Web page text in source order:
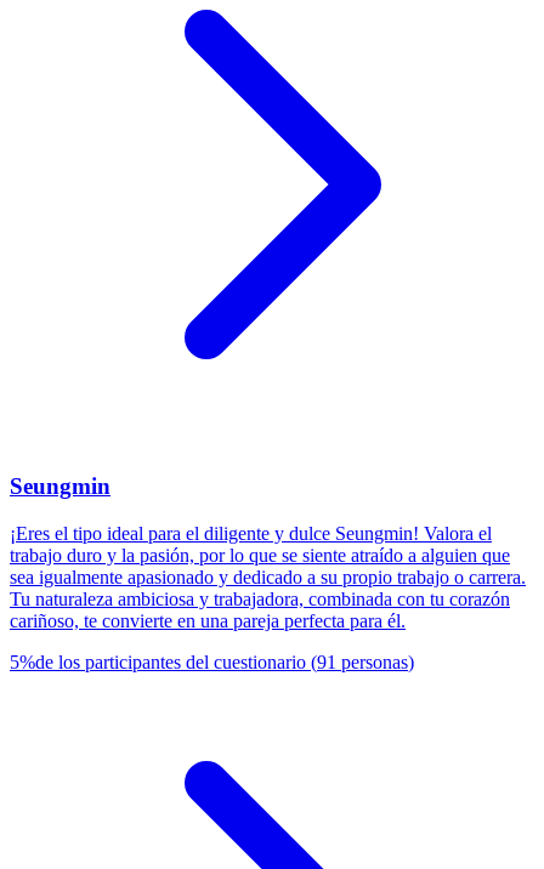
Seungmin
¡Eres el tipo ideal para el diligente y dulce Seungmin! Valora el
trabajo duro y la pasión, por lo que se siente atraído a alguien que
sea igualmente apasionado y dedicado a su propio trabajo o carrera.
Tu naturaleza ambiciosa y trabajadora, combinada con tu corazón
cariñoso, te convierte en una pareja perfecta para él.
5%de los participantes del cuestionario (91 personas)